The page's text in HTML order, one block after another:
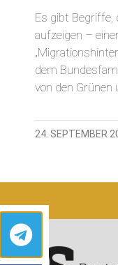
Es gibt Begriffe,
aufzeigen –
dem
von den
24. SEPTEMBER